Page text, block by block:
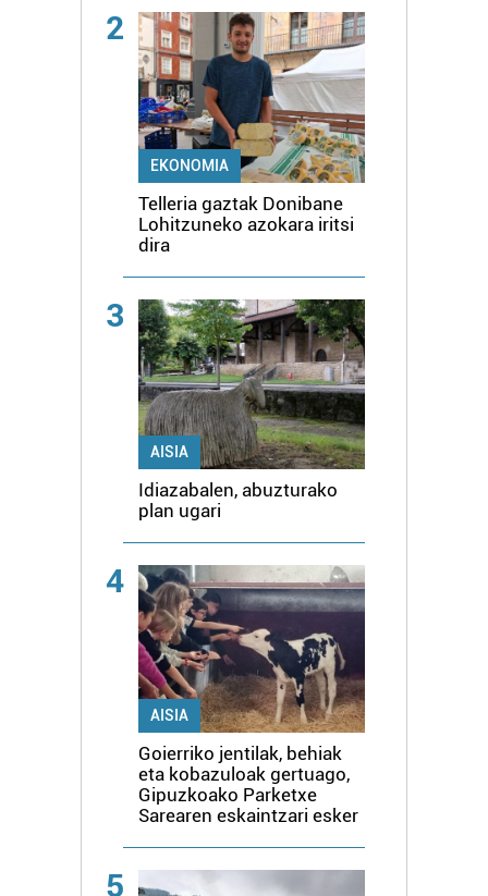
2
EKONOMIA
Telleria gaztak Donibane
Lohitzuneko azokara iritsi
dira
3
AISIA
Idiazabalen, abuzturako
plan ugari
4
AISIA
Goierriko jentilak, behiak
eta kobazuloak gertuago,
Gipuzkoako Parketxe
Sarearen eskaintzari esker
5